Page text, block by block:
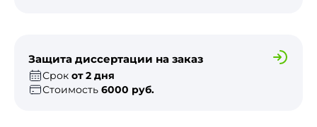
Защита диссертации на заказ
Срок от 2 дня
Стоимость 6000 руб.